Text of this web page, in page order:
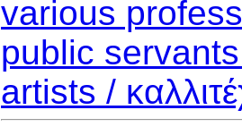
various
public servants
artists /